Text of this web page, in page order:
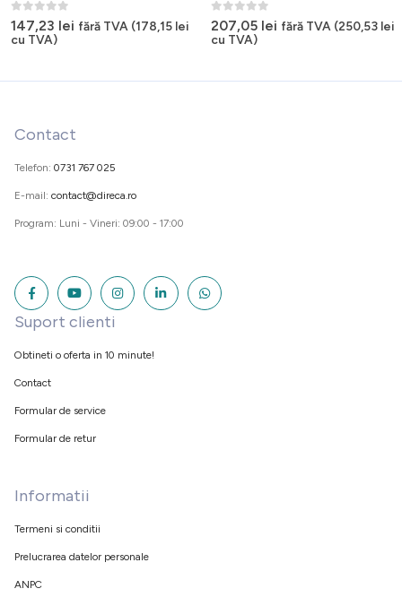
0 out of 5
147,23 lei fără TVA (178,15 lei
cu TVA)
0out of 5
207,05 lei fără TVA (250,53 lei
cu TVA)
Contact
Telefon: 0731 767 025
E-mail: contact@direca.ro
Program: Luni - Vineri: 09:00 - 17:00
Suport clienti
Obtineti o oferta in 10 minute!
Contact
Formular de service
Formular de retur
Informatii
Termeni si conditii
Prelucrarea datelor personale
ANPC